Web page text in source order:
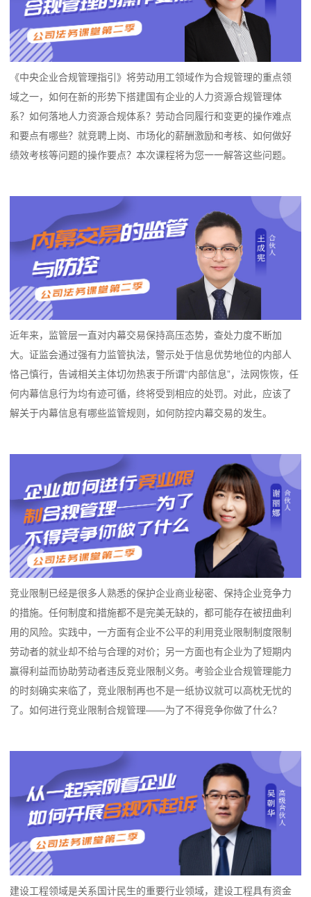
《中央企业合规管理指引》将劳动用工领域作为合规管理的重点领
域之一，如何在新的形势下搭建国有企业的人力资源合规管理体
系？如何落地人力资源合规体系？劳动合同履行和变更的操作难点
和要点有哪些？就竞聘上岗、市场化的薪酬激励和考核、如何做好
绩效考核等问题的操作要点？本次课程将为您一一解答这些问题。
近年来，监管层一直对内幕交易保持高压态势，查处力度不断加
大。证监会通过强有力监管执法，警示处于信息优势地位的内部人
恪己慎行，告诫相关主体切勿热衷于所谓“内部信息”，法网恢恢，任
何内幕信息行为均有迹可循，终将受到相应的处罚。对此，应该了
解关于内幕信息有哪些监管规则，如何防控内幕交易的发生。
竞业限制已经是很多人熟悉的保护企业商业秘密、保持企业竞争力
的措施。任何制度和措施都不是完美无缺的，都可能存在被扭曲利
用的风险。实践中，一方面有企业不公平的利用竞业限制制度限制
劳动者的就业却不给与合理的对价；另一方面也有企业为了短期内
赢得利益而协助劳动者违反竞业限制义务。考验企业合规管理能力
的时刻确实来临了，竞业限制再也不是一纸协议就可以高枕无忧的
了。如何进行竞业限制合规管理——为了不得竞争你做了什么？
建设工程领域是关系国计民生的重要行业领域，建设工程具有资金